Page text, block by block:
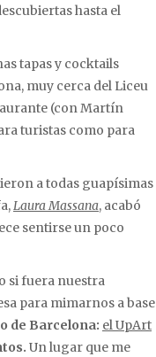
hasta el
tapas y cocktails
muy cerca del Liceu
(con Martín
turistas como para
a todas guapísimas
Laura Massana, acabó
sentirse un poco
si fuera nuestra
para mimarnos a base
de Barcelona: el UpArt
Un lugar que me